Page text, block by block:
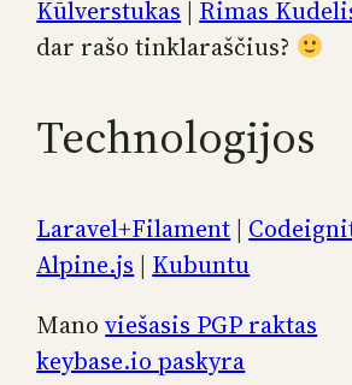
Kūlverstukas | Rimas
dar rašo tinklaraščius?
Technologijos
Laravel+Filament |
Alpine.js | Kubuntu
Manoviešasis PGP raktas
keybase.io paskyra